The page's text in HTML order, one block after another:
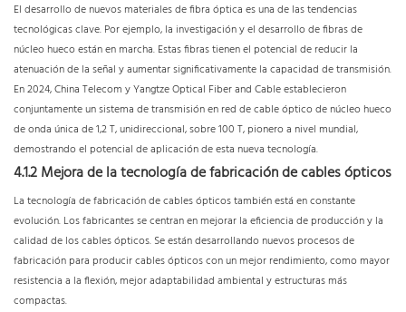
El desarrollo de nuevos materiales de fibra óptica es una de las tendencias
tecnológicas clave. Por ejemplo, la investigación y el desarrollo de fibras de
núcleo hueco están en marcha. Estas fibras tienen el potencial de reducir la
atenuación de la señal y aumentar significativamente la capacidad de transmisión.
En 2024, China Telecom y Yangtze Optical Fiber and Cable establecieron
conjuntamente un sistema de transmisión en red de cable óptico de núcleo hueco
de onda única de 1,2 T, unidireccional, sobre 100 T, pionero a nivel mundial,
demostrando el potencial de aplicación de esta nueva tecnología.
4.1.2 Mejora de la tecnología de fabricación de cables ópticos
La tecnología de fabricación de cables ópticos también está en constante
evolución. Los fabricantes se centran en mejorar la eficiencia de producción y la
calidad de los cables ópticos. Se están desarrollando nuevos procesos de
fabricación para producir cables ópticos con un mejor rendimiento, como mayor
resistencia a la flexión, mejor adaptabilidad ambiental y estructuras más
compactas.